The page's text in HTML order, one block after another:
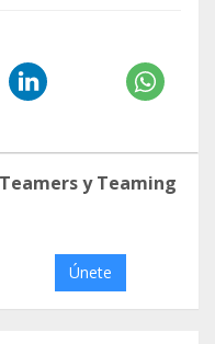
y Teaming
Únete